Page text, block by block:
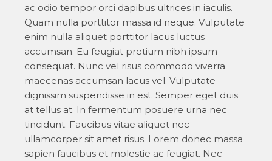
ac odio tempor orci dapibus ultrices in iaculis.
Quam nulla porttitor massa id neque. Vulputate
enim nulla aliquet porttitor lacus luctus
accumsan. Eu feugiat pretium nibh ipsum
consequat. Nunc vel risus commodo viverra
maecenas accumsan lacus vel. Vulputate
dignissim suspendisse in est. Semper eget duis
at tellus at. In fermentum posuere urna nec
tincidunt. Faucibus vitae aliquet nec
ullamcorper sit amet risus. Lorem donec massa
sapien faucibus et molestie ac feugiat. Nec